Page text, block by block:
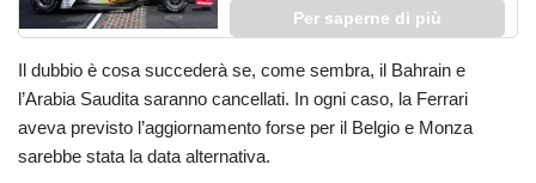
Per saperne di più
Il dubbio è cosa succederà se, come sembra, il Bahrain e
l’Arabia Saudita saranno cancellati. In ogni caso, la Ferrari
aveva previsto l’aggiornamento forse per il Belgio e Monza
sarebbe stata la data alternativa.